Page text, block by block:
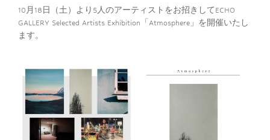
10月18日（土）より5人のアーティストをお招きしてECHO
GALLERY Selected Artists Exhibition「Atmosphere」を開催いたし
ます。
投
稿
ビ
ゲ